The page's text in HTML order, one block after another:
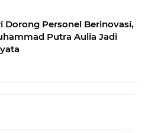
Dorong Personel Berinovasi,
Putra Aulia Jadi